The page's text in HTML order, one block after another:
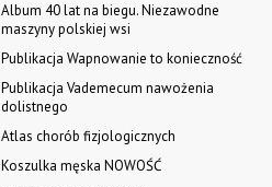
Album 40 lat na biegu. Niezawodne
maszyny polskiej wsi
Publikacja Wapnowanie to konieczność
Publikacja Vademecum nawożenia
dolistnego
Atlas chorób fizjologicznych
Koszulka męska NOWOŚĆ